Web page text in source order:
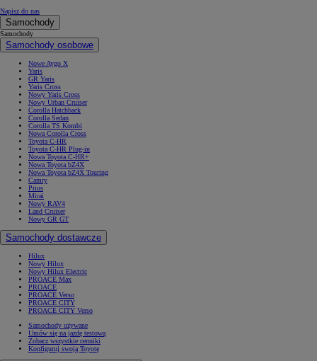
Napisz do nas
Samochody
Samochody
Samochody osobowe
Nowe Aygo X
Yaris
GR Yaris
Yaris Cross
Nowy Yaris Cross
Nowy Urban Cruiser
Corolla Hatchback
Corolla Sedan
Corolla TS Kombi
Nowa Corolla Cross
Toyota C-HR
Toyota C-HR Plug-in
Nowa Toyota C-HR+
Nowa Toyota bZ4X
Nowa Toyota bZ4X Touring
Camry
Prius
Mirai
Nowy RAV4
Land Cruiser
Nowy GR GT
Samochody dostawcze
Hilux
Nowy Hilux
Nowy Hilux Electric
PROACE Max
PROACE
PROACE Verso
PROACE CITY
PROACE CITY Verso
Samochody używane
Umów się na jazdę testową
Zobacz wszystkie cenniki
Konfiguruj swoją Toyotę